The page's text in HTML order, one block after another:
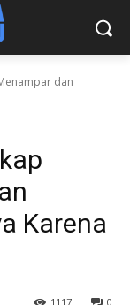
dan
Karena
0
1117